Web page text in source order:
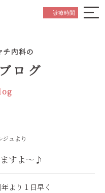
診療時間
ちら
内科の
ログ
ュより
すよ～♪
より１日早く